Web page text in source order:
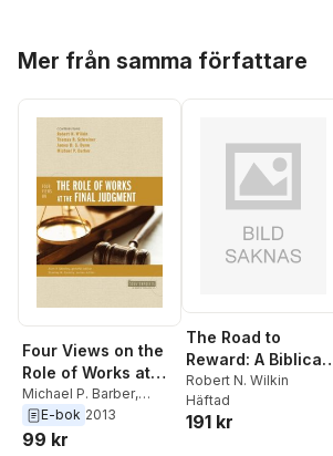
Mer från samma författare
Four Views on the
Role of Works at
the Final Judgment
Michael P. Barber,
James D. G. Dunn
Thomas R. Schreiner
E-bok 2013
99 kr
The Road to
Reward: A Biblical
Theology of Eternal
Rewards
Robert N. Wilkin
Häftad
191 kr